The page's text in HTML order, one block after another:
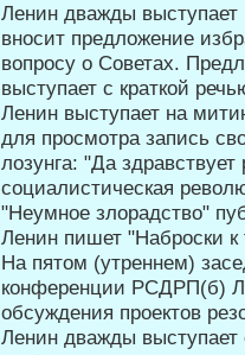
Ленин дважды выступает
вносит предложение
вопросу о Советах.
выступает с краткой
Ленин выступает на
для просмотра запись
лозунга: "Да
социалисти­ческая
"Неумное злорадство"
Ленин пишет "Наброски
На пятом (утреннем)
конференции РСДРП(б)
обсуждения проектов
Ленин дважды выступает